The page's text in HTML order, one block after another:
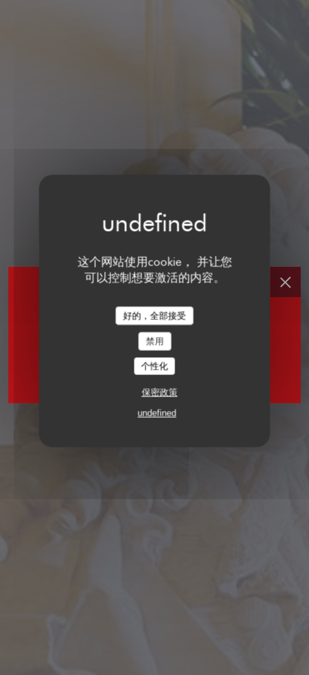
这个网站使用cookie， 并让您
可以控制想要激活的内容。
好的，全部接受
禁用
个性化
保密政策
undefined
2 RUE VIVIENNE 75002 PARIS